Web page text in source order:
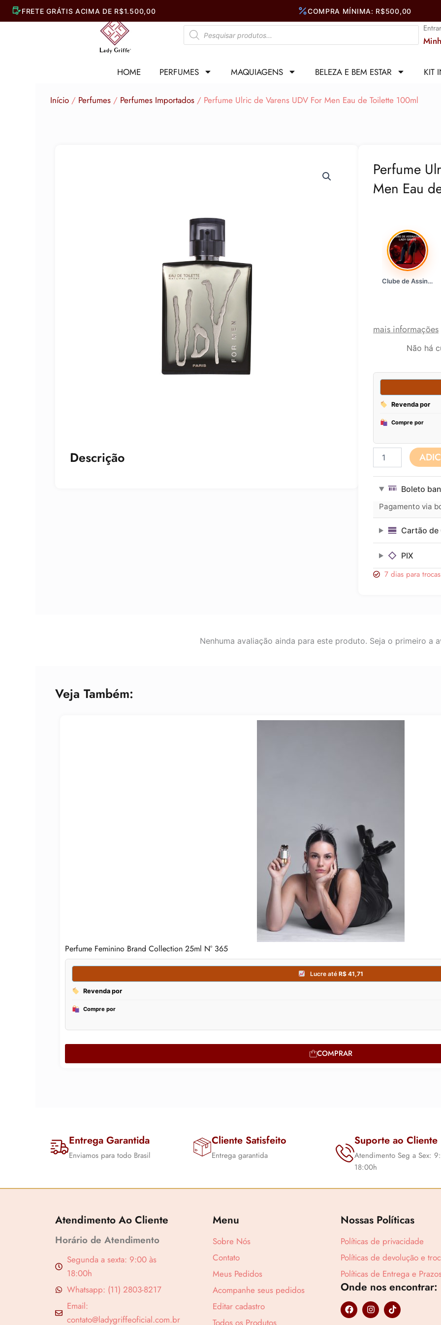
Pesquisar
produtos
HOME PERFUMES MAQUIAGENS BELEZA E BEM ESTAR KIT
Início / Perfumes / Perfumes Importados / Perfume Ulric de Varens UDV For Men Eau de Toilette 100ml
Descrição
Perfume
Men Eau
Clube de Assinatura Lady Griffe
mais informações
Não há
Ulric
UDV
Men
Eau
de
100ml
quantidade
Boleto
Pagamento via
Cartão de
PIX
7 dias para
Nenhuma avaliação ainda para este produto. Seja o primeiro a
Veja Também:
Perfume Feminino Brand Collection 25ml N° 365
Lucre até
Revenda por
Compre por
COMPRAR
Entrega Garantida
Enviamos para todo Brasil
Cliente Satisfeito
Entrega garantida
Suporte ao Cliente
Atendimento Seg a Sex:
18:00h
Atendimento Ao Cliente
Horário de Atendimento
Segunda a sexta: 9:00 às
18:00h
Whatsapp: (11) 2803-8217
Email:
contato@ladygriffeoficial.com.br
Menu
Sobre Nós
Contato
Meus Pedidos
Acompanhe seus pedidos
Editar cadastro
Todos os Produtos
Nossas Políticas
Políticas de privacidade
Políticas de devolução e
Políticas de Entrega e
Onde nos encontrar:
F
a
c
I
n
s
T
i
k